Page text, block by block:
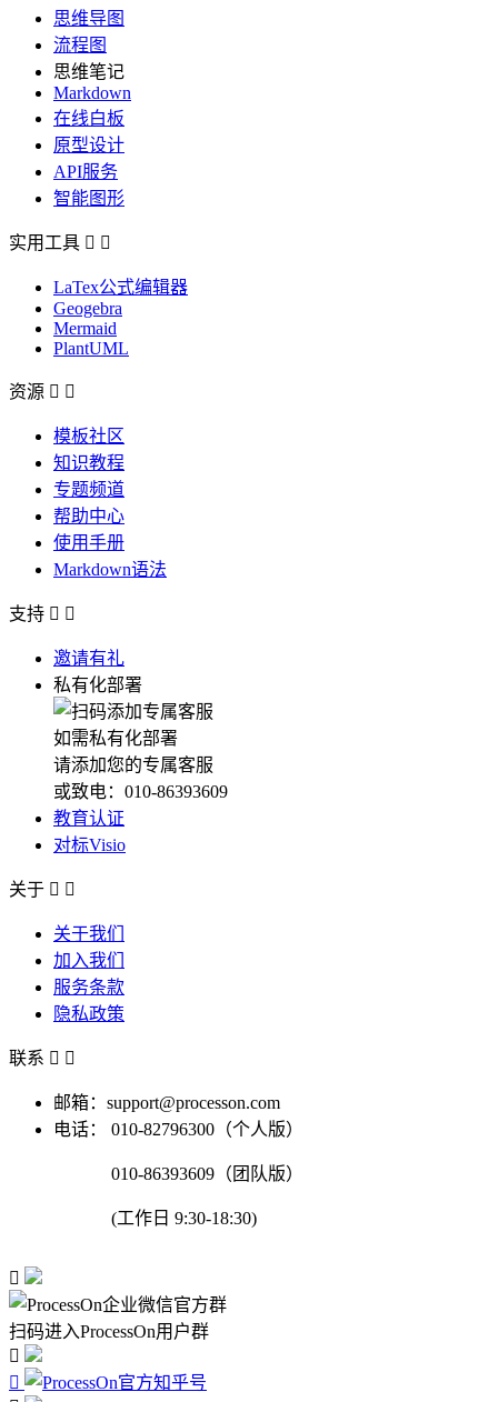
思维导图
流程图
思维笔记
Markdown
在线白板
原型设计
API服务
智能图形
实用工具  
LaTex公式编辑器
Geogebra
Mermaid
PlantUML
资源  
模板社区
知识教程
专题频道
帮助中心
使用手册
Markdown语法
支持  
邀请有礼
私有化部署
如需私有化部署
请添加您的专属客服
或致电：010-86393609
教育认证
对标Visio
关于  
关于我们
加入我们
服务条款
隐私政策
联系  
邮箱：support@processon.com
电话：
010-82796300（个人版）
010-86393609（团队版）
(工作日 9:30-18:30)

扫码进入ProcessOn用户群

